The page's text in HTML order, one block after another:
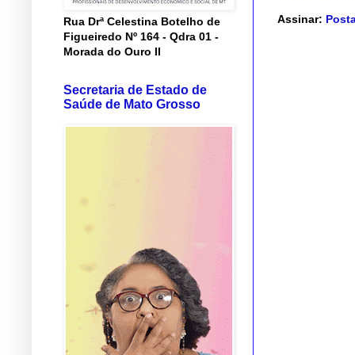
Assinar:
Rua Drª Celestina Botelho de
Figueiredo Nº 164 - Qdra 01 -
Morada do Ouro II
Secretaria de Estado de
Saúde de Mato Grosso